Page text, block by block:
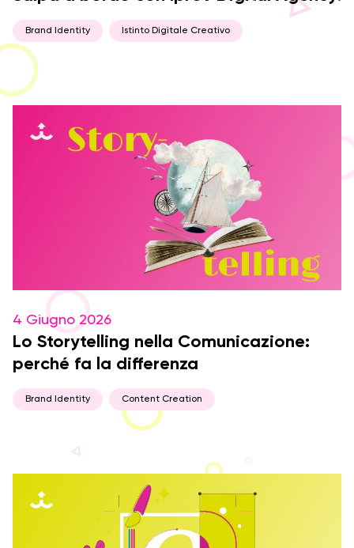
Brand Identity Istinto Digitale Creativo
4 Giugno 2026
Lo Storytelling nella Comunicazione:
perché fa la differenza
Brand Identity Content Creation